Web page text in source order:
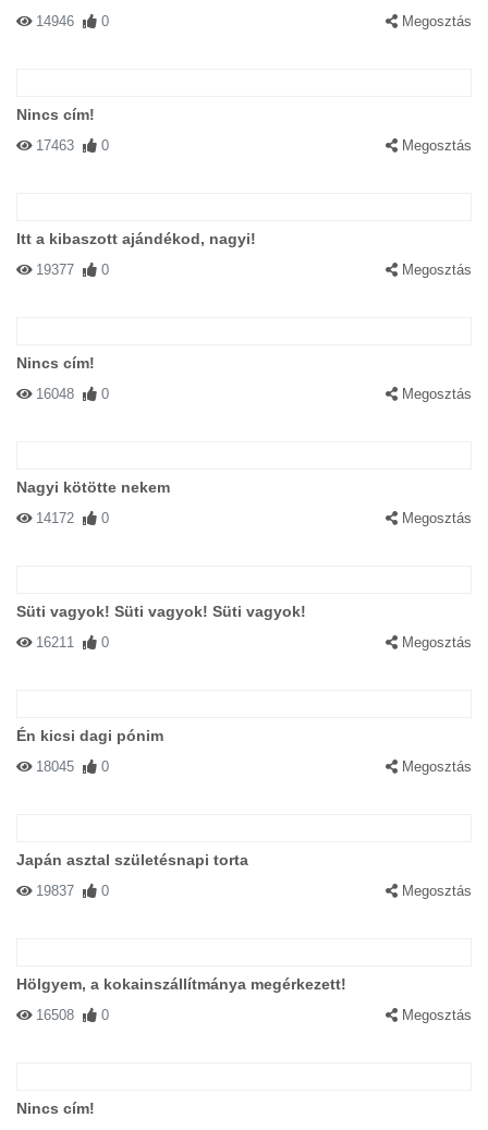
14946 0 Megosztás
Nincs cím!
17463 0 Megosztás
Itt a kibaszott ajándékod, nagyi!
19377 0 Megosztás
Nincs cím!
16048 0 Megosztás
Nagyi kötötte nekem
14172 0 Megosztás
Süti vagyok! Süti vagyok! Süti vagyok!
16211 0 Megosztás
Én kicsi dagi pónim
18045 0 Megosztás
Japán asztal születésnapi torta
19837 0 Megosztás
Hölgyem, a kokainszállítmánya megérkezett!
16508 0 Megosztás
Nincs cím!